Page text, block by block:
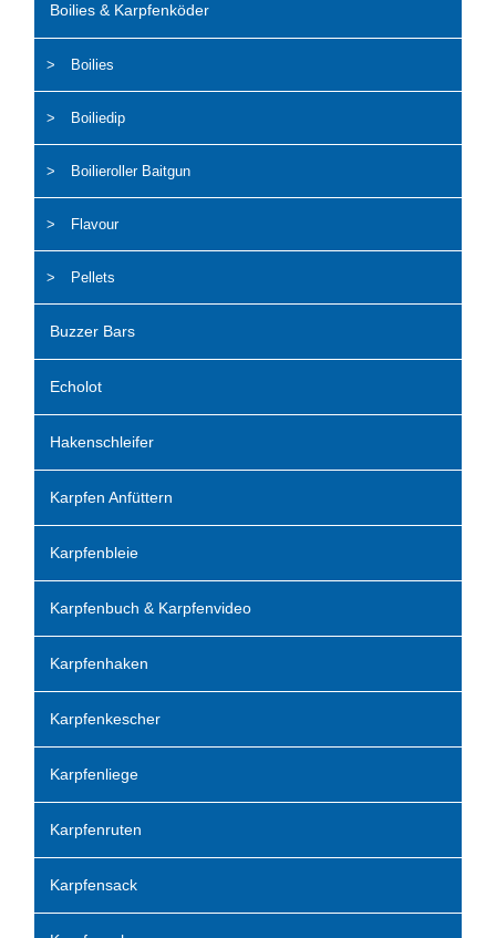
Boilies & Karpfenköder
Boilies
Boiliedip
Boilieroller Baitgun
Flavour
Pellets
Buzzer Bars
Echolot
Hakenschleifer
Karpfen Anfüttern
Karpfenbleie
Karpfenbuch & Karpfenvideo
Karpfenhaken
Karpfenkescher
Karpfenliege
Karpfenruten
Karpfensack